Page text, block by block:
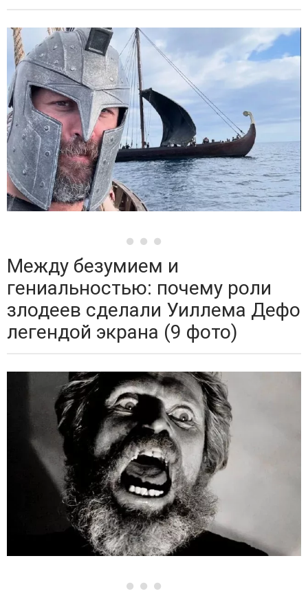
Между безумием и
гениальностью: почему роли
злодеев сделали Уиллема Дефо
легендой экрана (9 фото)